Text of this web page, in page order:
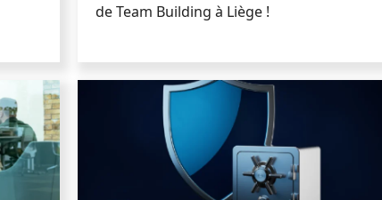
de Team Building à Liège !